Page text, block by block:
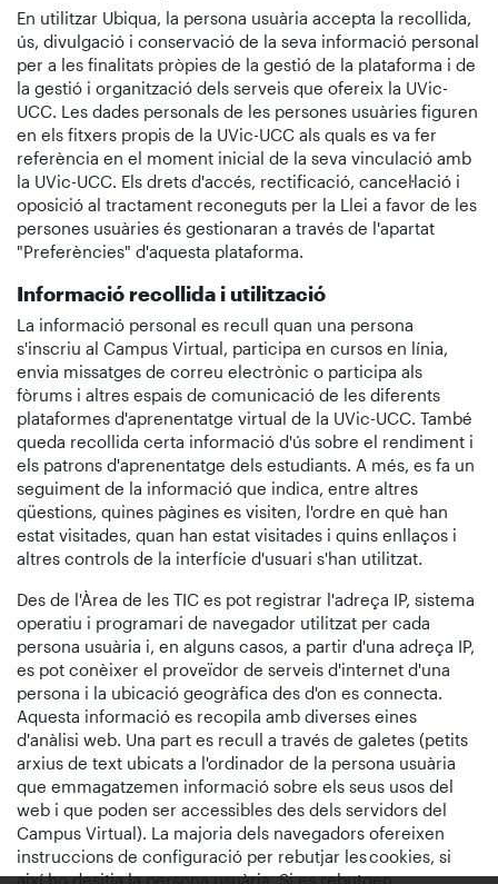
En utilitzar Ubiqua, la persona usuària accepta la recollida,
ús, divulgació i conservació de la seva informació personal
per a les finalitats pròpies de la gestió de la plataforma i de
la gestió i organització dels serveis que ofereix la UVic-
UCC. Les dades personals de les persones usuàries figuren
en els fitxers propis de la UVic-UCC als quals es va fer
referència en el moment inicial de la seva vinculació amb
la UVic-UCC. Els drets d'accés, rectificació, cancel·lació i
oposició al tractament reconeguts per la Llei a favor de les
persones usuàries és gestionaran a través de l'apartat
"Preferències" d'aquesta plataforma.
Informació recollida i utilització
La informació personal es recull quan una persona
s'inscriu al Campus Virtual, participa en cursos en línia,
envia missatges de correu electrònic o participa als
fòrums i altres espais de comunicació de les diferents
plataformes d'aprenentatge virtual de la UVic-UCC. També
queda recollida certa informació d'ús sobre el rendiment i
els patrons d'aprenentatge dels estudiants. A més, es fa un
seguiment de la informació que indica, entre altres
qüestions, quines pàgines es visiten, l'ordre en què han
estat visitades, quan han estat visitades i quins enllaços i
altres controls de la interfície d'usuari s'han utilitzat.
Des de l'Àrea de les TIC es pot registrar l'adreça IP, sistema
operatiu i programari de navegador utilitzat per cada
persona usuària i, en alguns casos, a partir d'una adreça IP,
es pot conèixer el proveïdor de serveis d'internet d'una
persona i la ubicació geogràfica des d'on es connecta.
Aquesta informació es recopila amb diverses eines
d'anàlisi web. Una part es recull a través de galetes (petits
arxius de text ubicats a l'ordinador de la persona usuària
que emmagatzemen informació sobre els seus usos del
web i que poden ser accessibles des dels servidors del
Campus Virtual). La majoria dels navegadors ofereixen
instruccions de configuració per rebutjar les cookies, si